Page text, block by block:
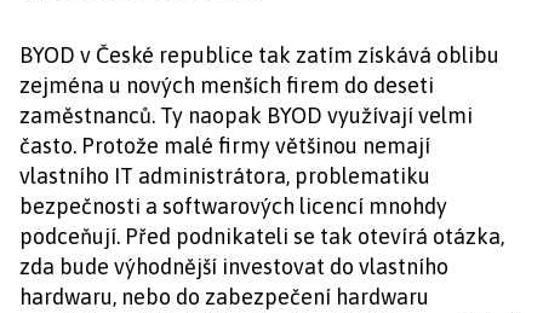
BYOD v České republice tak zatím získává oblibu
zejména u nových menších firem do deseti
zaměstnanců. Ty naopak BYOD využívají velmi
často. Protože malé firmy většinou nemají
vlastního IT administrátora, problematiku
bezpečnosti a softwarových licencí mnohdy
podceňují. Před podnikateli se tak otevírá otázka,
zda bude výhodnější investovat do vlastního
hardwaru, nebo do zabezpečení hardwaru